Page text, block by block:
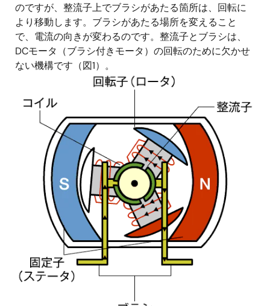
のですが、整流子上でブラシがあたる箇所は、回転に
より移動します。ブラシがあたる場所を変えること
で、電流の向きが変わるのです。整流子とブラシは、
DCモータ（ブラシ付きモータ）の回転のために欠かせ
ない機構です（図1）。